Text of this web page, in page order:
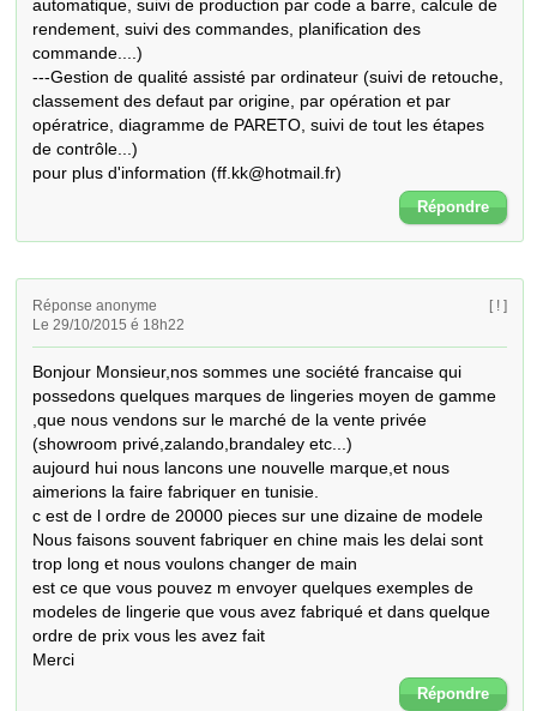
automatique, suivi de production par code a barre, calcule de
rendement, suivi des commandes, planification des
commande....)
---Gestion de qualité assisté par ordinateur (suivi de retouche,
classement des defaut par origine, par opération et par
opératrice, diagramme de PARETO, suivi de tout les étapes
de contrôle...)
pour plus d'information (ff.kk@hotmail.fr)
Répondre
Réponse anonyme
Le 29/10/2015 é 18h22
[ ! ]
Bonjour Monsieur,nos sommes une société francaise qui
possedons quelques marques de lingeries moyen de gamme
,que nous vendons sur le marché de la vente privée
(showroom privé,zalando,brandaley etc...)
aujourd hui nous lancons une nouvelle marque,et nous
aimerions la faire fabriquer en tunisie.
c est de l ordre de 20000 pieces sur une dizaine de modele
Nous faisons souvent fabriquer en chine mais les delai sont
trop long et nous voulons changer de main
est ce que vous pouvez m envoyer quelques exemples de
modeles de lingerie que vous avez fabriqué et dans quelque
ordre de prix vous les avez fait
Merci
Répondre